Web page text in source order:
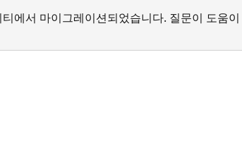
에서 마이그레이션되었습니다. 질문이 도움